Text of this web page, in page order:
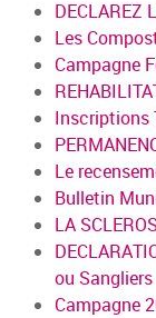
DECLAREZ
Les
Campagne
Inscriptions
Le
Bulletin
LA
ou Sangliers
Campagne